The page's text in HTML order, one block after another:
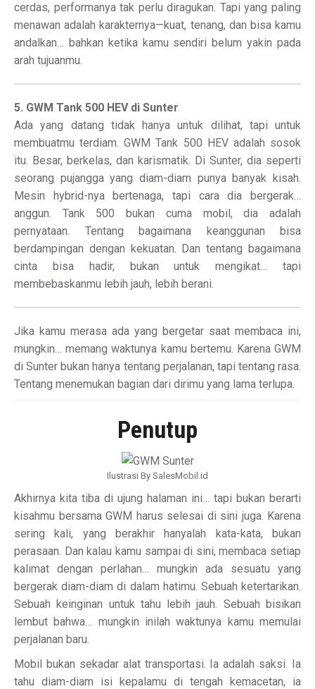
cerdas, performanya tak perlu diragukan. Tapi yang paling
menawan adalah karakternya—kuat, tenang, dan bisa kamu
andalkan… bahkan ketika kamu sendiri belum yakin pada
arah tujuanmu.
5. GWM Tank 500 HEV di Sunter
Ada yang datang tidak hanya untuk dilihat, tapi untuk
membuatmu terdiam. GWM Tank 500 HEV adalah sosok
itu. Besar, berkelas, dan karismatik. Di Sunter, dia seperti
seorang pujangga yang diam-diam punya banyak kisah.
Mesin hybrid-nya bertenaga, tapi cara dia bergerak…
anggun. Tank 500 bukan cuma mobil, dia adalah
pernyataan. Tentang bagaimana keanggunan bisa
berdampingan dengan kekuatan. Dan tentang bagaimana
cinta bisa hadir, bukan untuk mengikat… tapi
membebaskanmu lebih jauh, lebih berani.
Jika kamu merasa ada yang bergetar saat membaca ini,
mungkin… memang waktunya kamu bertemu. Karena GWM
di Sunter bukan hanya tentang perjalanan, tapi tentang rasa.
Tentang menemukan bagian dari dirimu yang lama terlupa.
Penutup
Ilustrasi By SalesMobil.id
Akhirnya kita tiba di ujung halaman ini… tapi bukan berarti
kisahmu bersama GWM harus selesai di sini juga. Karena
sering kali, yang berakhir hanyalah kata-kata, bukan
perasaan. Dan kalau kamu sampai di sini, membaca setiap
kalimat dengan perlahan… mungkin ada sesuatu yang
bergerak diam-diam di dalam hatimu. Sebuah ketertarikan.
Sebuah keinginan untuk tahu lebih jauh. Sebuah bisikan
lembut bahwa… mungkin inilah waktunya kamu memulai
perjalanan baru.
Mobil bukan sekadar alat transportasi. Ia adalah saksi. Ia
tahu diam-diam isi kepalamu di tengah kemacetan, ia